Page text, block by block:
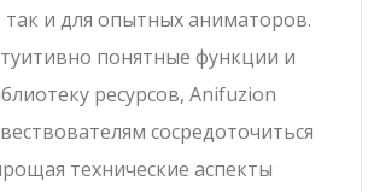
и для опытных аниматоров.
понятные функции и
ресурсов, Anifuzion
сосредоточиться
технические аспекты